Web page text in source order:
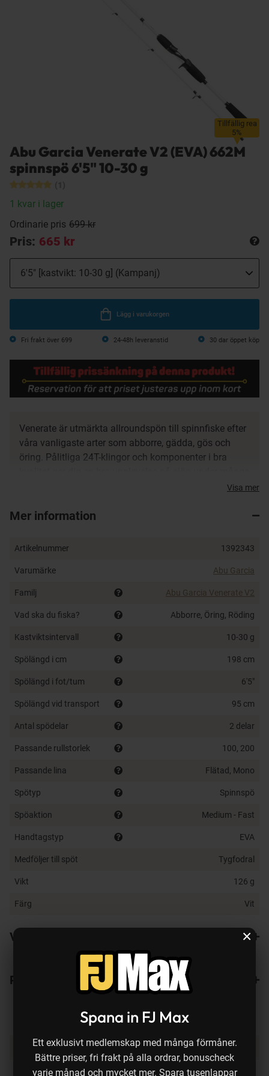
Spana in FJ Max
Ett exklusivt medlemskap med många förmåner.
Bättre priser, fri frakt på alla ordrar, bonuscheck
varje månad och mycket mer. Spara tusenlappar
×
Tillfällig rea
5%
Abu Garcia Venerate V2 (EVA) 662M
spinnspö 6'5" 10-30 g
1 kvar i lager
Ordinarie pris 699 kr
Pris: 665 kr
Lägg i varukorgen
Fri frakt över 699 24-48h leveranstid 30 dar öppet köp
Venerate är utmärkta allroundspön till spinnfiske efter
våra vanligaste arter som abborre, gädda, gös och
öring. Pålitliga 24T-klingor och komponenter i bra
Stark och responsiv klinga i 24T-grafit
Lätt rullfäste med blottad klinga
Krokhållare
Visa mer
Mer information
Artikelnummer 1392343
Varumärke Abu Garcia
Familj Abu Garcia Venerate V2
Vad ska du fiska? Abborre, Öring, Röding
Kastviktsintervall 10-30 g
Spölängd i cm 198 cm
Spölängd i fot/tum 6'5"
Spölängd vid transport 95 cm
Antal spödelar 2 delar
Passande rullstorlek 100, 200
Passande lina Flätad, Mono
Spötyp Spinnspö
Spöaktion Medium - Fast
Handtagstyp EVA
Medföljer till spöt Tygfodral
Vikt 126 g
Färg Vit
Varianter
Recensioner
Produkten köps ofta ihop med: